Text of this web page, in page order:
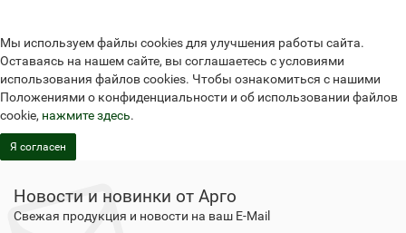
Мы используем файлы cookies для улучшения работы сайта.
Оставаясь на нашем сайте, вы соглашаетесь с условиями
использования файлов cookies. Чтобы ознакомиться с нашими
Положениями о конфиденциальности и об использовании файлов
cookie, нажмите здесь.
Я согласен
Новости и новинки от Арго
Свежая продукция и новости на ваш E-Mail